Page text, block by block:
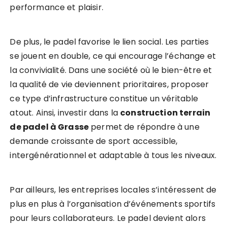
performance et plaisir.
De plus, le padel favorise le lien social. Les parties
se jouent en double, ce qui encourage l’échange et
la convivialité. Dans une société où le bien-être et
la qualité de vie deviennent prioritaires, proposer
ce type d’infrastructure constitue un véritable
atout. Ainsi, investir dans la construction terrain
de padel à Grasse permet de répondre à une
demande croissante de sport accessible,
intergénérationnel et adaptable à tous les niveaux.
Par ailleurs, les entreprises locales s’intéressent de
plus en plus à l’organisation d’événements sportifs
pour leurs collaborateurs. Le padel devient alors